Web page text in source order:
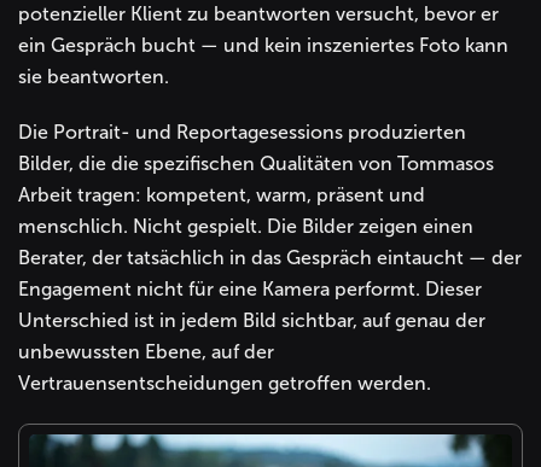
potenzieller Klient zu beantworten versucht, bevor er
ein Gespräch bucht — und kein inszeniertes Foto kann
sie beantworten.
Die Portrait- und Reportagesessions produzierten
Bilder, die die spezifischen Qualitäten von Tommasos
Arbeit tragen: kompetent, warm, präsent und
menschlich. Nicht gespielt. Die Bilder zeigen einen
Berater, der tatsächlich in das Gespräch eintaucht — der
Engagement nicht für eine Kamera performt. Dieser
Unterschied ist in jedem Bild sichtbar, auf genau der
unbewussten Ebene, auf der
Vertrauensentscheidungen getroffen werden.